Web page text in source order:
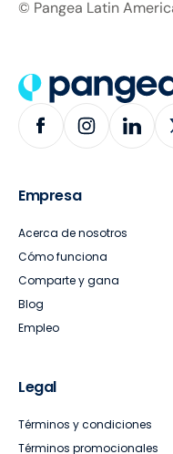
© Pangea Latin
Empresa
Acerca de nosotros
Cómo funciona
Comparte y gana
Blog
Empleo
Legal
Términos y condiciones
Términos promocionales